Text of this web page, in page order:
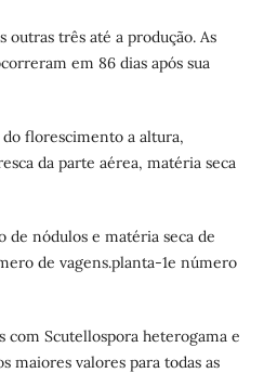
três até a produção. As
em 86 dias após sua
florescimento a altura,
da parte aérea, matéria seca
de nódulos e matéria seca de
de vagens.planta-1e número
com Scutellospora heterogama e
maiores valores para todas as